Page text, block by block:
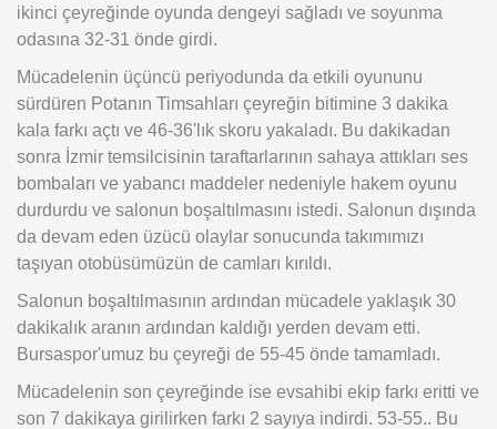
ikinci çeyreğinde oyunda dengeyi sağladı ve soyunma
odasına 32-31 önde girdi.
Mücadelenin üçüncü periyodunda da etkili oyununu
sürdüren Potanın Timsahları çeyreğin bitimine 3 dakika
kala farkı açtı ve 46-36'lık skoru yakaladı. Bu dakikadan
sonra İzmir temsilcisinin taraftarlarının sahaya attıkları ses
bombaları ve yabancı maddeler nedeniyle hakem oyunu
durdurdu ve salonun boşaltılmasını istedi. Salonun dışında
da devam eden üzücü olaylar sonucunda takımımızı
taşıyan otobüsümüzün de camları kırıldı.
Salonun boşaltılmasının ardından mücadele yaklaşık 30
dakikalık aranın ardından kaldığı yerden devam etti.
Bursaspor'umuz bu çeyreği de 55-45 önde tamamladı.
Mücadelenin son çeyreğinde ise evsahibi ekip farkı eritti ve
son 7 dakikaya girilirken farkı 2 sayıya indirdi. 53-55.. Bu